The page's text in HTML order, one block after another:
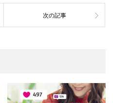
e
e
n
ck
et
er
e
次の記事